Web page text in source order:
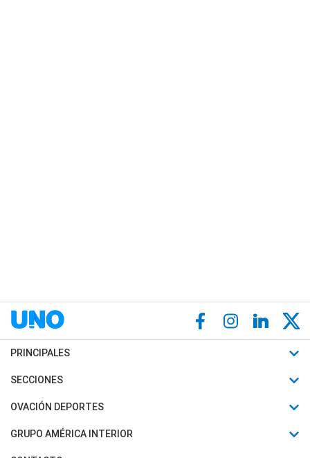
PRINCIPALES
Últimas Noticias
Política
SECCIONES
Horóscopo
Motores
OVACIÓN DEPORTES
Fútbol
Mundial
GRUPO AMÉRICA INTERIOR